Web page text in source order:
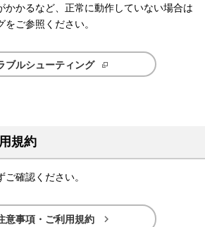
かかるなど、正常に動作していない場合は
をご参照ください。
ブルシューティング
規約
確認ください。
意事項・ご利用規約 